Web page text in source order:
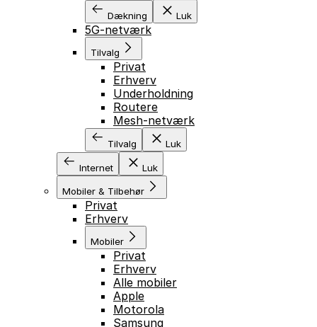
Dækning Luk
5G-netværk
Tilvalg
Privat
Erhverv
Underholdning
Routere
Mesh-netværk
Tilvalg Luk
Internet Luk
Mobiler & Tilbehør
Privat
Erhverv
Mobiler
Privat
Erhverv
Alle mobiler
Apple
Motorola
Samsung